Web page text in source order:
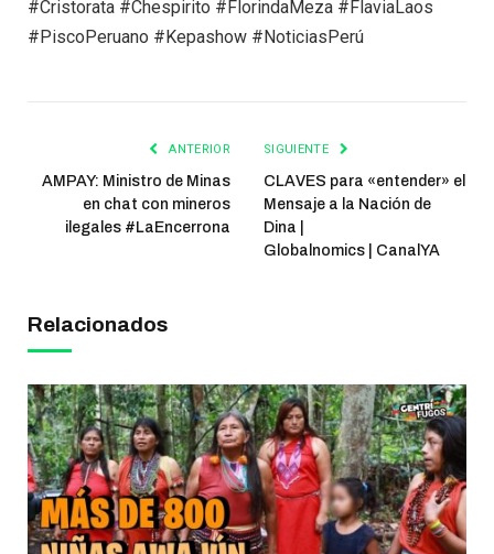
#Cristorata #Chespirito #FlorindaMeza #FlaviaLaos
#PiscoPeruano #Kepashow #NoticiasPerú
ANTERIOR
AMPAY: Ministro de Minas
en chat con mineros
ilegales #LaEncerrona
SIGUIENTE
CLAVES para «entender» el
Mensaje a la Nación de
Dina |
Globalnomics | CanalYA
Relacionados